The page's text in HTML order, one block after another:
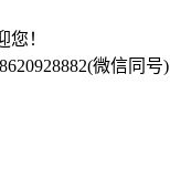
！
微信同号)